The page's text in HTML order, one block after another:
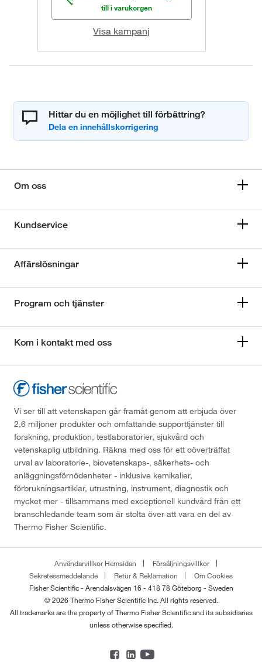
till i varukorgen
Visa kampanj
Hittar du en möjlighet till förbättring?
Om oss
Kundservice
Affärslösningar
Program och tjänster
Kom i kontakt med oss
Vi ser till att vetenskapen går framåt genom att erbjuda över
2,6 miljoner produkter och omfattande supporttjänster till
forskning, produktion, testlaboratorier, sjukvård och
vetenskaplig utbildning. Räkna med oss för ett oöverträffat
urval av laboratorie-, biovetenskaps-, säkerhets- och
anläggningsförnödenheter - inklusive kemikalier,
förbrukningsartiklar, utrustning, instrument, diagnostik och
mycket mer - tillsammans med exceptionell kundvård från ett
branschledande team som är stolta över att vara en del av
Thermo Fisher Scientific.
Användarvillkor Hemsidan
Försäljningsvillkor
Sekretessmeddelande
Retur & Reklamation
Om Cookies
Fisher Scientific - Arendalsvägen 16 - 418 78 Göteborg - Sweden
© 2026 Thermo Fisher Scientific Inc. All rights reserved.
All trademarks are the property of Thermo Fisher Scientific and its subsidiaries
unless otherwise specified.